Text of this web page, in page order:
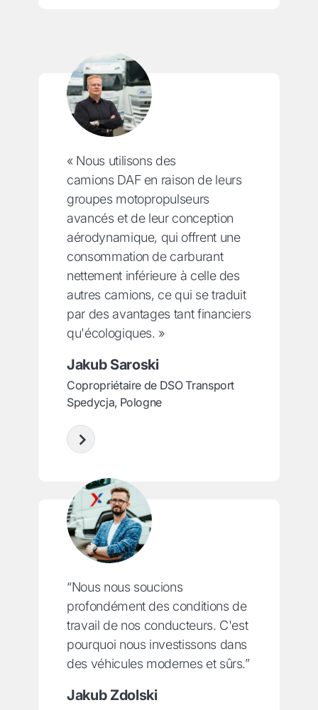
« Nous utilisons des
camions DAF en raison de leurs
groupes motopropulseurs
avancés et de leur conception
aérodynamique, qui offrent une
consommation de carburant
nettement inférieure à celle des
autres camions, ce qui se traduit
par des avantages tant financiers
qu'écologiques. »
Jakub Saroski
Copropriétaire de DSO Transport
Spedycja, Pologne
“Nous nous soucions
profondément des conditions de
travail de nos conducteurs. C'est
pourquoi nous investissons dans
des véhicules modernes et sûrs.”
Jakub Zdolski